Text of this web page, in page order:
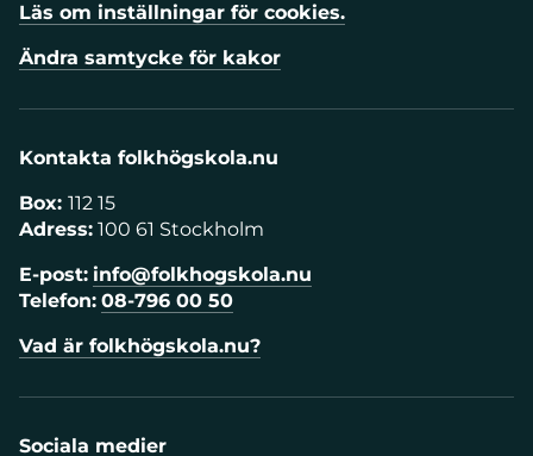
Läs om inställningar för cookies.
Ändra samtycke för kakor
Kontakta folkhögskola.nu
Box: 112 15
Adress: 100 61 Stockholm
E-post: info@folkhogskola.nu
Telefon: 08-796 00 50
Vad är folkhögskola.nu?
Sociala medier